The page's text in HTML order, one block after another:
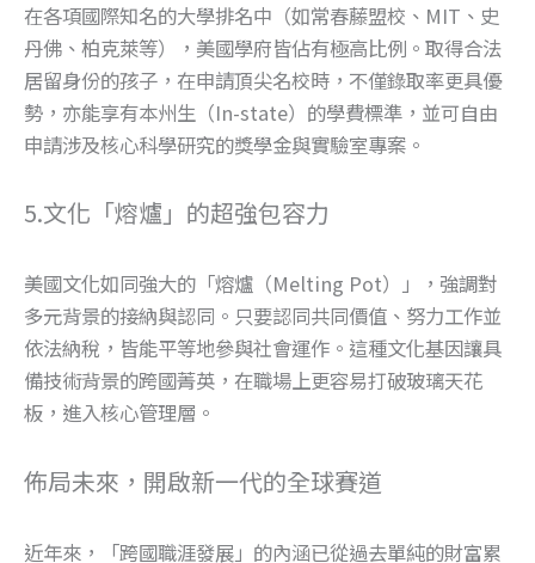
在各項國際知名的大學排名中（如常春藤盟校、MIT、史
丹佛、柏克萊等），美國學府皆佔有極高比例。取得合法
居留身份的孩子，在申請頂尖名校時，不僅錄取率更具優
勢，亦能享有本州生（In-state）的學費標準，並可自由
申請涉及核心科學研究的獎學金與實驗室專案。
5.文化「熔爐」的超強包容力
美國文化如同強大的「熔爐（Melting Pot）」，強調對
多元背景的接納與認同。只要認同共同價值、努力工作並
依法納稅，皆能平等地參與社會運作。這種文化基因讓具
備技術背景的跨國菁英，在職場上更容易打破玻璃天花
板，進入核心管理層。
佈局未來，開啟新一代的全球賽道
近年來，「跨國職涯發展」的內涵已從過去單純的財富累